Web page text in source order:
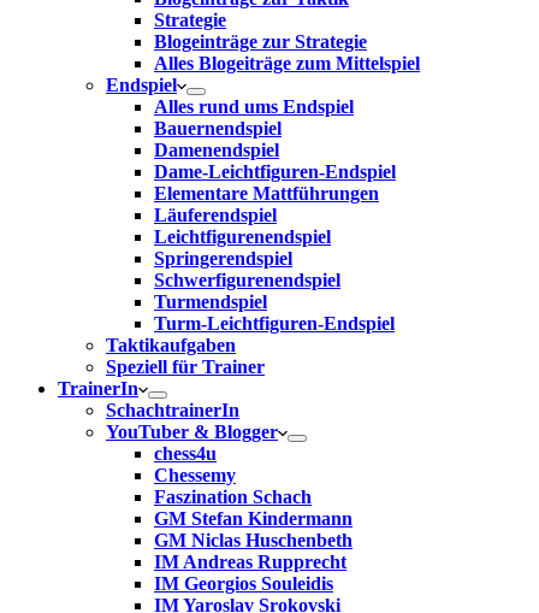
Strategie
Blogeinträge zur Strategie
Alles Blogeiträge zum Mittelspiel
Endspiel
Alles rund ums Endspiel
Bauernendspiel
Damenendspiel
Dame-Leichtfiguren-Endspiel
Elementare Mattführungen
Läuferendspiel
Leichtfigurenendspiel
Springerendspiel
Schwerfigurenendspiel
Turmendspiel
Turm-Leichtfiguren-Endspiel
Taktikaufgaben
Speziell für Trainer
TrainerIn
SchachtrainerIn
YouTuber & Blogger
chess4u
Chessemy
Faszination Schach
GM Stefan Kindermann
GM Niclas Huschenbeth
IM Andreas Rupprecht
IM Georgios Souleidis
IM Yaroslav Srokovski